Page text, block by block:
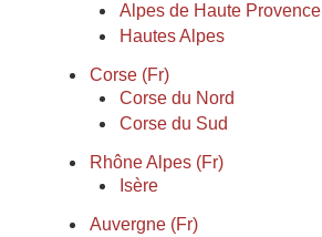
Alpes de Haute Provence
Hautes Alpes
Corse (Fr)
Corse du Nord
Corse du Sud
Rhône Alpes (Fr)
Isère
Auvergne (Fr)